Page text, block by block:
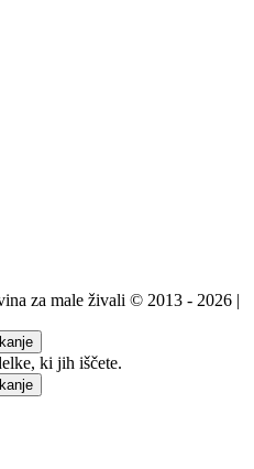
za male živali © 2013 - 2026 |
ki jih iščete.